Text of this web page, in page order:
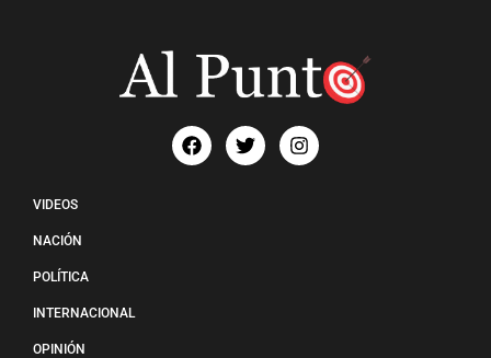
VIDEOS
NACIÓN
POLÍTICA
INTERNACIONAL
OPINIÓN